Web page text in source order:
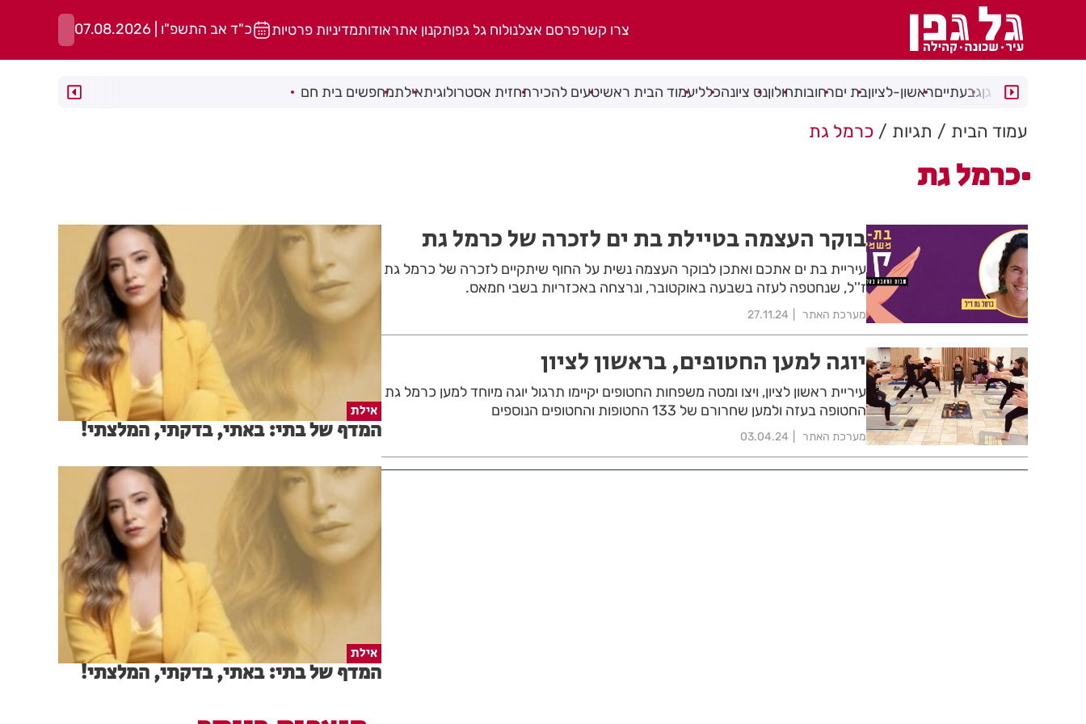
צרו קשרפרסם אצלנולוח גל גפןתקנון אתראודותמדיניות פרטיות כ"ד אב התשפ"ו | 07.08.2026
רמת גןגבעתייםראשון-לציוןבת יםרחובותחולוןנס ציונהכלליעמוד הבית ראשיטעים להכירתחזית אסטרולוגיתאילתמחפשים בית חם
עמוד הבית תגיות כרמל גת
כרמל גת
בוקר העצמה בטיילת בת ים לזכרה של כרמל גת
עיריית בת ים אתכם ואתכן לבוקר העצמה נשית על החוף שיתקיים לזכרה של כרמל גת
ז''ל, שנחטפה לעזה בשבעה באוקטובר, ונרצחה באכזריות בשבי חמאס.
מערכת האתר 27.11.24
יוגה למען החטופים, בראשון לציון
עיריית ראשון לציון, ויצו ומטה משפחות החטופים יקיימו תרגול יוגה מיוחד למען כרמל גת
החטופה בעזה ולמען שחרורם של 133 החטופות והחטופים הנוספים
מערכת האתר 03.04.24
אילת
המדף של בתי: באתי, בדקתי, המלצתי!
אילת
המדף של בתי: באתי, בדקתי, המלצתי!